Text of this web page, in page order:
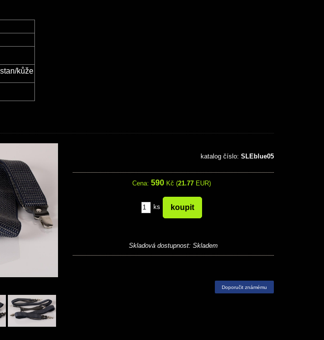
kůže
katalog číslo: SLEblue05
Cena: 590 Kč (21.77EUR)
ks
Skladová dostupnost:Skladem
Doporučit známému